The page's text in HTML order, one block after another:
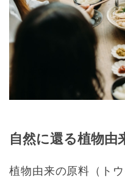
自然に還る植物由
植物由来の原料（ト